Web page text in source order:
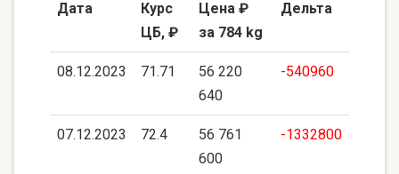
Дата
Курс
ЦБ, ₽
Цена ₽
за 784 kg
Дельта
08.12.2023 71.71
56 220
640
-540960
07.12.2023 72.4
56 761
600
-1332800